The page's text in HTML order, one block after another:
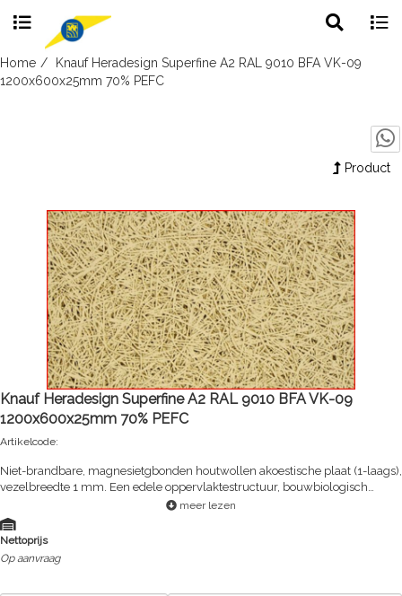
Skip
to
search
Home
Knauf Heradesign Superfine A2 RAL 9010 BFA VK-09
1200x600x25mm 70% PEFC
Product
Knauf Heradesign Superfine A2 RAL 9010 BFA VK-09
1200x600x25mm 70% PEFC
Artikelcode:
Niet-brandbare, magnesietgbonden houtwollen akoestische plaat (1-laags),
vezelbreedte 1 mm. Een edele oppervlaktestructuur, bouwbiologisch
meer lezen
Nettoprijs
Op aanvraag